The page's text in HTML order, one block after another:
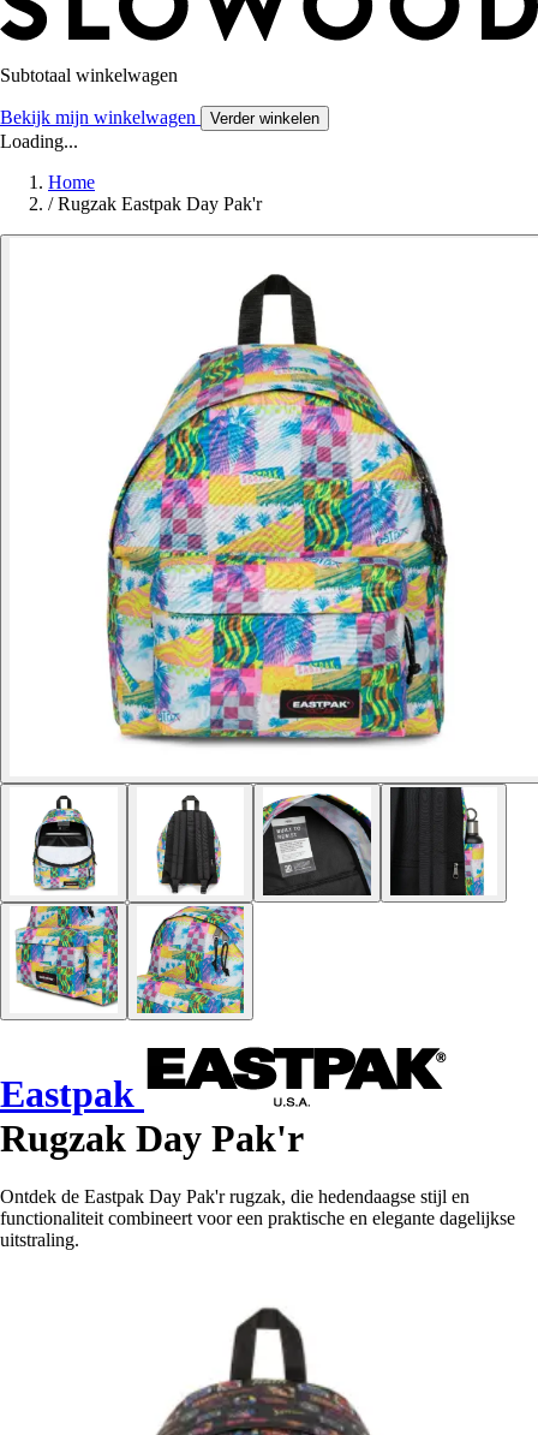
Subtotaal winkelwagen
Bekijk mijn winkelwagen Verder winkelen
Loading...
Home
/ Rugzak Eastpak Day Pak'r
Eastpak
Rugzak Day Pak'r
Ontdek de Eastpak Day Pak'r rugzak, die hedendaagse stijl en
functionaliteit combineert voor een praktische en elegante dagelijkse
uitstraling.